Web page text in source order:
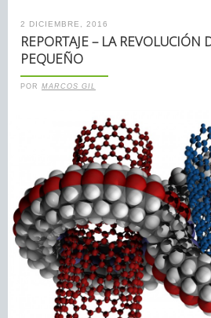
2 DICIEMBRE, 2016
REPORTAJE – LA REVOLUCIÓN
PEQUEÑO
POR MARCOS GIL